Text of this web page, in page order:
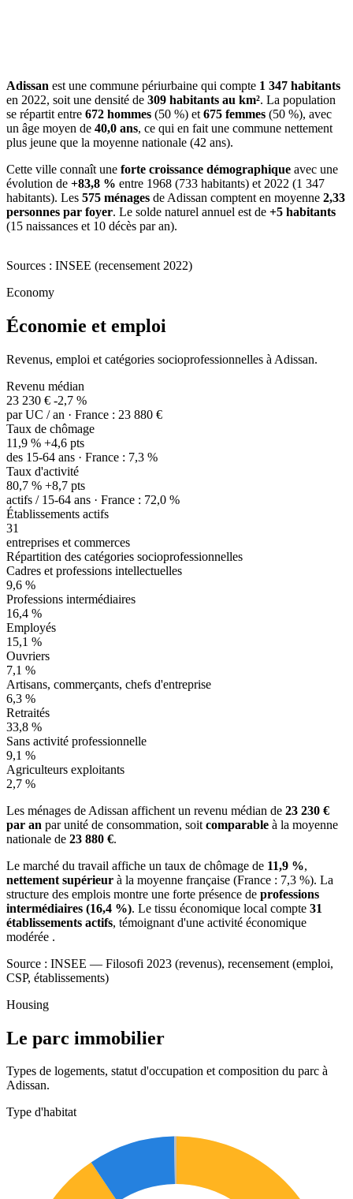
Adissan est une commune périurbaine qui compte 1 347 habitants
en 2022, soit une densité de 309 habitants au km². La population
se répartit entre 672 hommes (50 %) et 675 femmes (50 %), avec
un âge moyen de 40,0 ans, ce qui en fait une commune nettement
plus jeune que la moyenne nationale (42 ans).
Cette ville connaît une forte croissance démographique avec une
évolution de +83,8 % entre 1968 (733 habitants) et 2022 (1 347
habitants). Les 575 ménages de Adissan comptent en moyenne 2,33
personnes par foyer. Le solde naturel annuel est de +5 habitants
(15 naissances et 10 décès par an).
Sources : INSEE (recensement 2022)
Economy
Économie et emploi
Revenus, emploi et catégories socioprofessionnelles à Adissan.
Revenu médian
23 230 € -2,7 %
par UC / an · France : 23 880 €
Taux de chômage
11,9 % +4,6 pts
des 15-64 ans · France : 7,3 %
Taux d'activité
80,7 % +8,7 pts
actifs / 15-64 ans · France : 72,0 %
Établissements actifs
31
entreprises et commerces
Répartition des catégories socioprofessionnelles
Cadres et professions intellectuelles
9,6 %
Professions intermédiaires
16,4 %
Employés
15,1 %
Ouvriers
7,1 %
Artisans, commerçants, chefs d'entreprise
6,3 %
Retraités
33,8 %
Sans activité professionnelle
9,1 %
Agriculteurs exploitants
2,7 %
Les ménages de Adissan affichent un revenu médian de 23 230 €
par an par unité de consommation, soit comparable à la moyenne
nationale de 23 880 €.
Le marché du travail affiche un taux de chômage de 11,9 %,
nettement supérieur à la moyenne française (France : 7,3 %). La
structure des emplois montre une forte présence de professions
intermédiaires (16,4 %). Le tissu économique local compte 31
établissements actifs, témoignant d'une activité économique
modérée .
Source : INSEE — Filosofi 2023 (revenus), recensement (emploi,
CSP, établissements)
Housing
Le parc immobilier
Types de logements, statut d'occupation et composition du parc à
Adissan.
Type d'habitat